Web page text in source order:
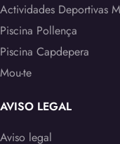
Actividades Deportivas
Piscina Pollença
Piscina Capdepera
Mou-te
AVISO LEGAL
Aviso legal